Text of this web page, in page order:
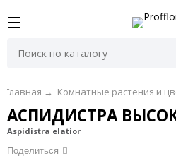
Главная → Комнатные растения и
АСПИДИСТРА
Aspidistra elatior
Поделиться